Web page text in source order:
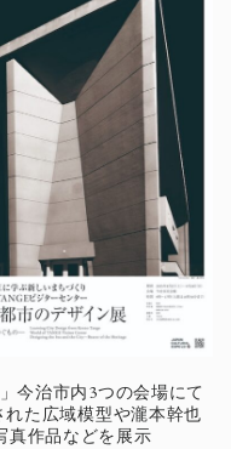
今治市内3つの会場にて
た広域模型や瀧本幹也
真作品などを展示